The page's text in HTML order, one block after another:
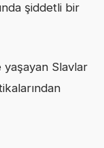
şiddetli bir
Slavlar